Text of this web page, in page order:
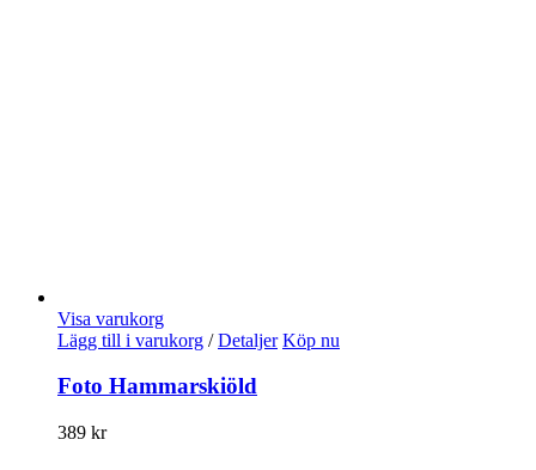
Visa varukorg
Lägg till i varukorg / Detaljer Köp nu
Foto Hammarskiöld
389 kr